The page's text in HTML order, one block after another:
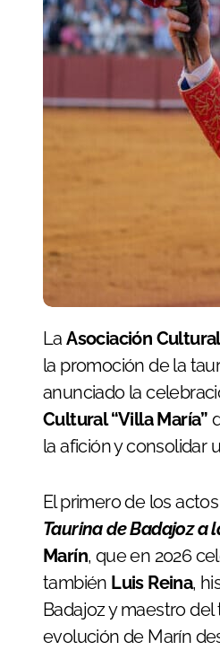
LaAsociación
la promoción de la
anunciado la
Cultural “Villa María”
la afición y consolidar
El primero de los
Taurina de Badajoz a
Marín, que en 2026
también Luis Reina,
Badajoz y maestro
evolución de Marín